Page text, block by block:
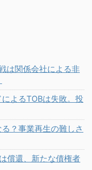
は関係会社による非
よるTOBは失敗。投
？事業再生の難しさ
償還、新たな債権者